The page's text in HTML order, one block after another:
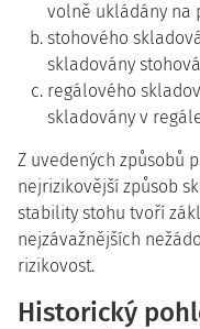
volně ukládány na
stohového
skladovány
regálového
skladovány v
Z uvedených způsobů
nejrizikovější způsob
stability stohu tvoří
nejzávažnějších
rizikovost.
Historický